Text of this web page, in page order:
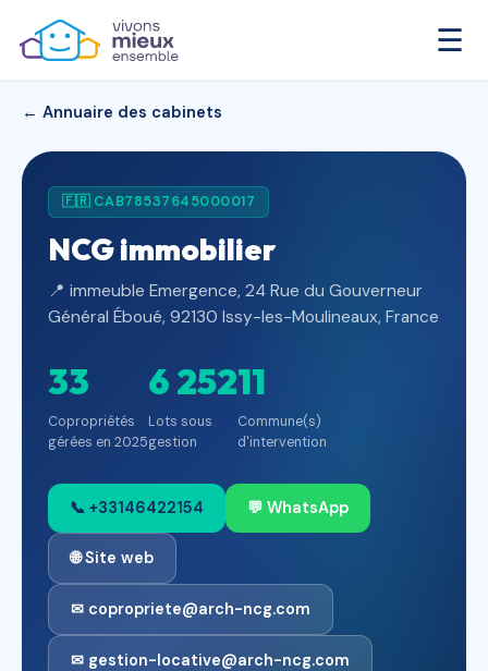
☰
← Annuaire des cabinets
🇫🇷 CAB78537645000017
NCG immobilier
📍 immeuble Emergence, 24 Rue du Gouverneur
Général Éboué, 92130 Issy-les-Moulineaux, France
33
Copropriétés
gérées en 2025
6 252
Lots sous
gestion
11
Commune(s)
d'intervention
📞 +33146422154 💬 WhatsApp
🌐 Site web
✉ copropriete@arch-ncg.com
✉ gestion-locative@arch-ncg.com